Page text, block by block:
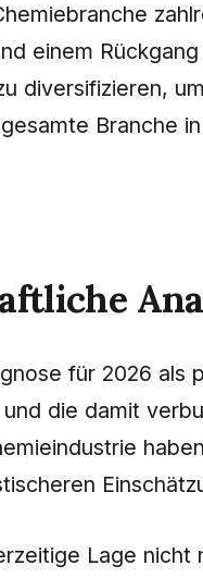
einem
diversifizieren,
Branche
für 2026
die damit
Lage